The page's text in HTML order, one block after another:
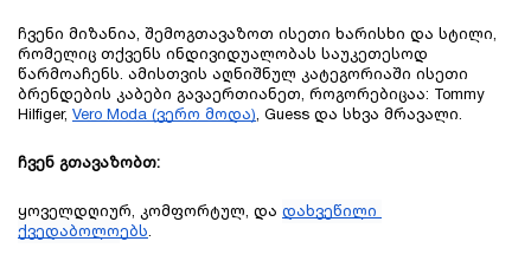
ჩვენი მიზანია, შემოგთავაზოთ ისეთი ხარისხი და სტილი,
რომელიც თქვენს ინდივიდუალობას საუკეთესოდ
წარმოაჩენს. ამისთვის აღნიშნულ კატეგორიაში ისეთი
ბრენდების კაბები გავაერთიანეთ, როგორებიცაა: Tommy
Hilfiger, Vero Moda (ვერო მოდა), Guess და სხვა მრავალი.
ჩვენ გთავაზობთ:
ყოველდღიურ, კომფორტულ, და დახვეწილი
ქვედაბოლოებს.